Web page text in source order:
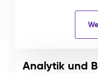
Analytik und